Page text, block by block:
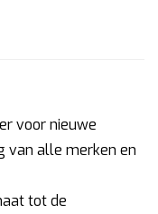
voor nieuwe
van alle merken en
tot de